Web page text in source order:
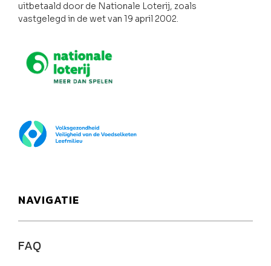
uitbetaald door de Nationale Loterij, zoals
vastgelegd in de wet van 19 april 2002.
Nationale loterij
NAVIGATIE
FAQ